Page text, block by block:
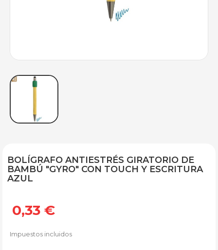
BOLÍGRAFO ANTIESTRÉS GIRATORIO DE
BAMBÚ "GYRO" CON TOUCH Y ESCRITURA
AZUL
0,33 €
Impuestos incluidos